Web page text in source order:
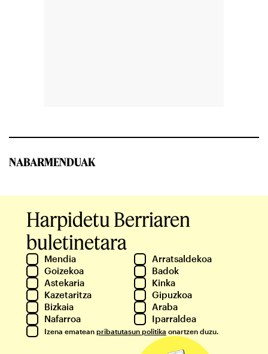
NABARMENDUAK
Harpidetu Berriaren
buletinetara
Mendia
Arratsaldekoa
Goizekoa
Badok
Astekaria
Kinka
Kazetaritza
Gipuzkoa
Bizkaia
Araba
Nafarroa
Iparraldea
Izena ematean pribatutasun politika onartzen duzu.